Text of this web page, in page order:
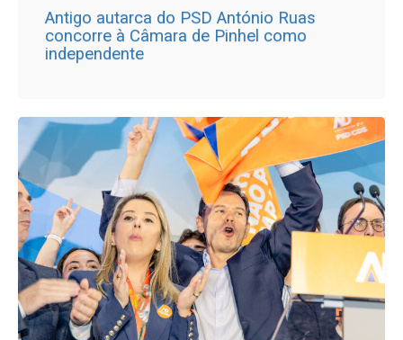
Antigo autarca do PSD António Ruas
concorre à Câmara de Pinhel como
independente